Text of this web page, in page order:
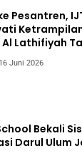
Pesantren,
di
Al Lathifiyah
16 Juni 2026
Bekali
Darul Ulum